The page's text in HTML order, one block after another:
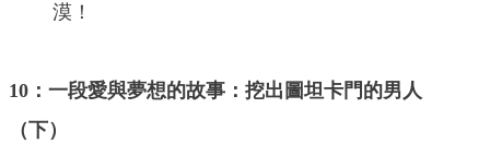
漠！
10：一段愛與夢想的故事：挖出圖坦卡門的男人
（下）